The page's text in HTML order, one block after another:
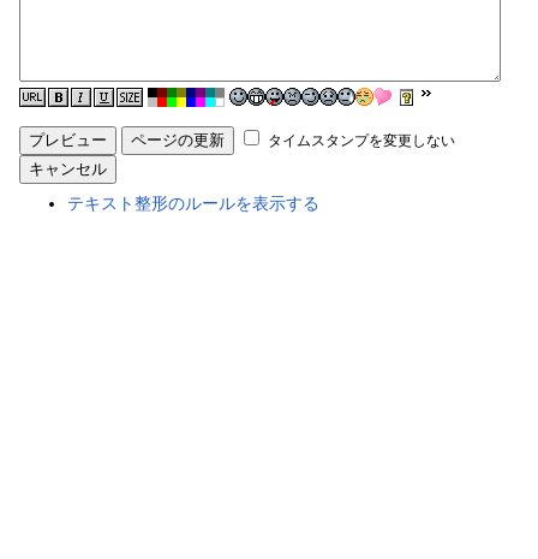
タイムスタンプを変更しない
テキスト整形のルールを表示する